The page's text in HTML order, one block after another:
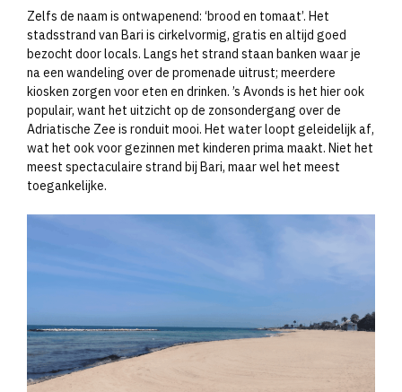
Zelfs de naam is ontwapenend: ‘brood en tomaat’. Het
stadsstrand van Bari is cirkelvormig, gratis en altijd goed
bezocht door locals. Langs het strand staan banken waar je
na een wandeling over de promenade uitrust; meerdere
kiosken zorgen voor eten en drinken. ’s Avonds is het hier ook
populair, want het uitzicht op de zonsondergang over de
Adriatische Zee is ronduit mooi. Het water loopt geleidelijk af,
wat het ook voor gezinnen met kinderen prima maakt. Niet het
meest spectaculaire strand bij Bari, maar wel het meest
toegankelijke.